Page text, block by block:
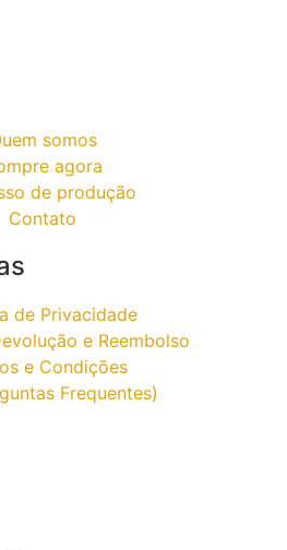
somos
agora
de produção
Contato
de Privacidade
e Reembolso
e Condições
Frequentes)